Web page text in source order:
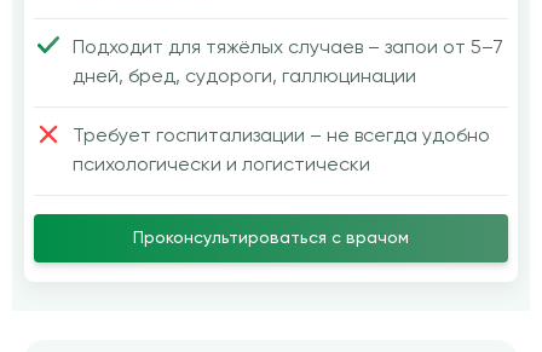
Подходит для тяжёлых случаев – запои от 5–7
дней, бред, судороги, галлюцинации
Требует госпитализации – не всегда удобно
психологически и логистически
Проконсультироваться с врачом